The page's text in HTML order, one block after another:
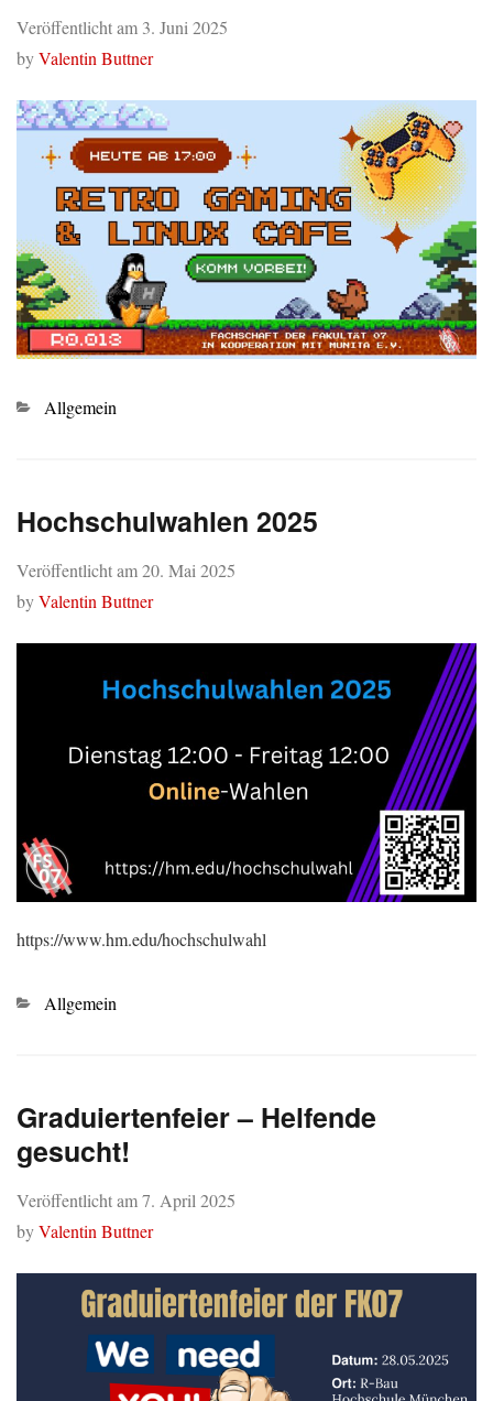
Veröffentlicht am 3. Juni 2025
byValentin Buttner
Kategorien
Allgemein
Hochschulwahlen 2025
Veröffentlicht am20. Mai 2025
byValentin Buttner
https://www.hm.edu/hochschulwahl
Kategorien
Allgemein
Graduiertenfeier – Helfende
gesucht!
Veröffentlicht am7. April 2025
byValentin Buttner